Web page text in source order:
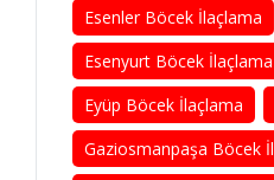
Esenler Böcek İlaçlama
Esenyurt Böcek İlaçlama
Eyüp Böcek İlaçlama
Gaziosmanpaşa Böcek